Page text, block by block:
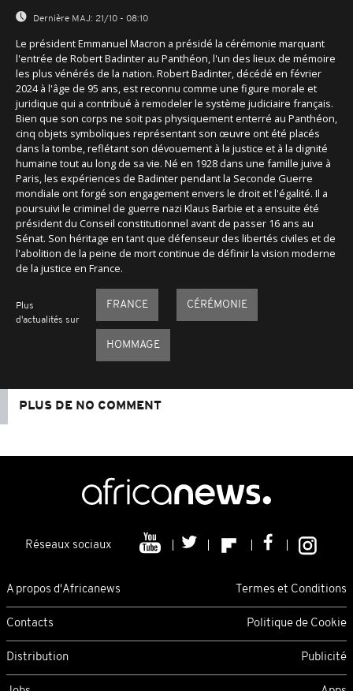
Dernière MAJ: 21/10 - 08:10
Le président Emmanuel Macron a présidé la cérémonie marquant
l'entrée de Robert Badinter au Panthéon, l'un des lieux de mémoire
les plus vénérés de la nation. Robert Badinter, décédé en février
2024 à l'âge de 95 ans, est reconnu comme une figure morale et
juridique qui a contribué à remodeler le système judiciaire français.
Bien que son corps ne soit pas physiquement enterré au Panthéon,
cinq objets symboliques représentant son œuvre ont été placés
dans la tombe, reflétant son dévouement à la justice et à la dignité
humaine tout au long de sa vie. Né en 1928 dans une famille juive à
Paris, les expériences de Badinter pendant la Seconde Guerre
mondiale ont forgé son engagement envers le droit et l'égalité. Il a
poursuivi le criminel de guerre nazi Klaus Barbie et a ensuite été
président du Conseil constitutionnel avant de passer 16 ans au
Sénat. Son héritage en tant que défenseur des libertés civiles et de
l'abolition de la peine de mort continue de définir la vision moderne
de la justice en France.
Plus
d'actualités sur
FRANCE CÉRÉMONIE
HOMMAGE
PLUS DE NO COMMENT
Réseaux sociaux
A propos d'Africanews Termes et Conditions
Contacts Politique de Cookie
Distribution Publicité